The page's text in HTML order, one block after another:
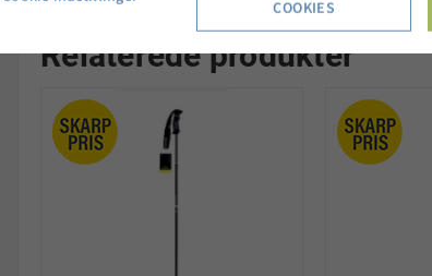
Relaterede produkter
COOKIES